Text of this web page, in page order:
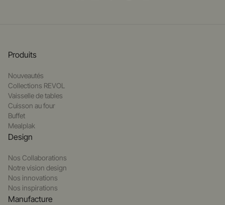
Produits
Nouveautés
Collections REVOL
Vaisselle de tables
Cuisson au four
Buffet
Mealplak
Design
Nos Collaborations
Notre vision design
Nos innovations
Nos inspirations
Manufacture